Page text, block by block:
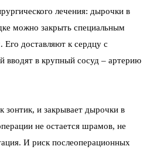
лечения: дырочки в
можно закрыть специальным
доставляют к сердцу с
вводят в крупный сосуд – артерию
зонтик, и закрывает дырочки в
не остается шрамов, не
И риск послеоперационных